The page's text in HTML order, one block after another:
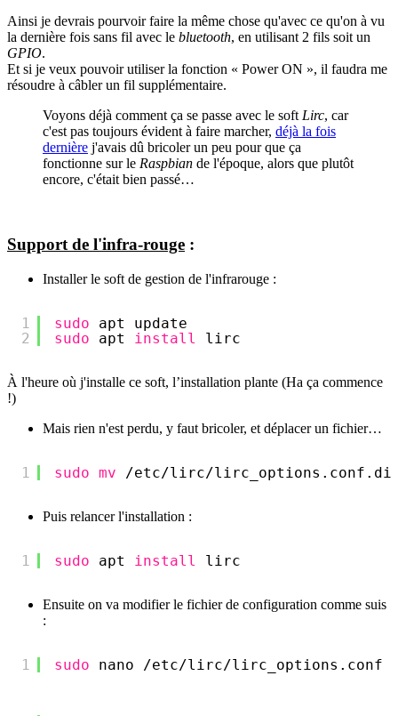
Ainsi je devrais pourvoir faire la même chose qu'avec ce qu'on à vu
la dernière fois sans fil avec le bluetooth, en utilisant 2 fils soit un
GPIO.
Et si je veux pouvoir utiliser la fonction « Power ON », il faudra me
résoudre à câbler un fil supplémentaire.
Voyons déjà comment ça se passe avec le soft Lirc, car
c'est pas toujours évident à faire marcher, déjà la fois
dernière j'avais dû bricoler un peu pour que ça
fonctionne sur le Raspbian de l'époque, alors que plutôt
encore, c'était bien passé…
Support de l'infra-rouge :
Installer le soft de gestion de l'infrarouge :
1
2
sudo
apt update
sudo
apt install lirc
À l'heure où j'installe ce soft, l’installation plante (Ha ça commence
!)
Mais rien n'est perdu, y faut bricoler, et déplacer un fichier…
1 sudo mv /etc/lirc/lirc_options
Puis relancer l'installation :
1 sudo apt install lirc
Ensuite on va modifier le fichier de configuration comme suis
:
1 sudo nano /etc/lirc/lirc_options .conf